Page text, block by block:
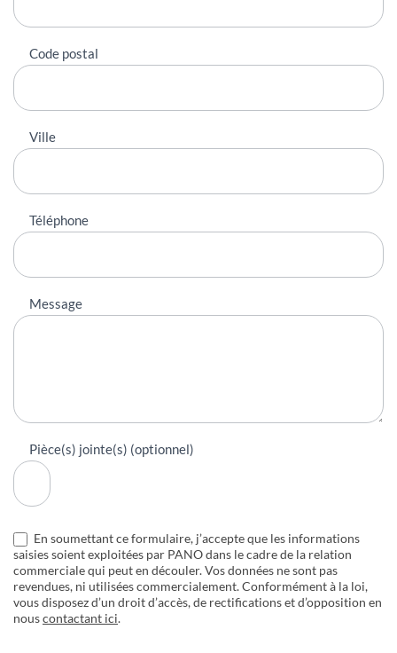
Code postal
Ville
Téléphone
Message
Pièce(s) jointe(s) (optionnel)
En soumettant ce formulaire, j’accepte que les informations
saisies soient exploitées par PANO dans le cadre de la relation
commerciale qui peut en découler. Vos données ne sont pas
revendues, ni utilisées commercialement. Conformément à la loi,
vous disposez d’un droit d’accès, de rectifications et d’opposition en
nouscontactant ici.